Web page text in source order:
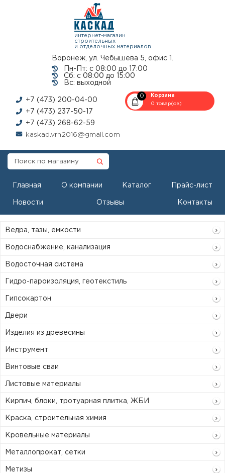
интернет-магазин
строительных
и отделочных материалов
Воронеж, ул. Чебышева 5, офис 1.
Пн-Пт: с 08:00 до 17:00
Сб: с 08:00 до 15:00
Вс: выходной
+7 (473) 200-04-00
+7 (473) 237-50-17
+7 (473) 268-62-59
kaskad.vrn2016@gmail.com
0
Корзина
0 товар(ов)
Главная О компании Каталог Прайс-лист
Новости Отзывы Контакты
Ведра, тазы, емкости
Водоснабжение, канализация
Водосточная система
Гидро-пароизоляция, геотекстиль
Гипсокартон
Двери
Изделия из древесины
Инструмент
Винтовые сваи
Листовые материалы
Кирпич, блоки, тротуарная плитка, ЖБИ
Краска, строительная химия
Кровельные материалы
Металлопрокат, сетки
Метизы